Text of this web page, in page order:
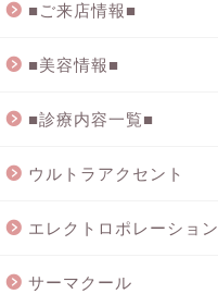
■ご来店情報■
■美容情報■
■診療内容一覧■
ウルトラアクセント
エレクトロポレーション
サーマクール